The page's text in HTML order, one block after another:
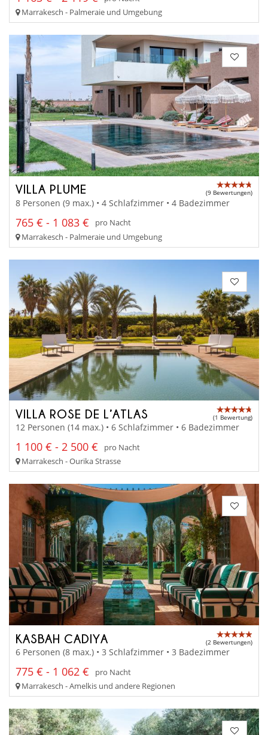
Marrakesch - Palmeraie und Umgebung
VILLA PLUME (9 Bewertungen)
8 Personen (9 max.) • 4 Schlafzimmer • 4 Badezimmer
765 € - 1 083 €
pro Nacht
Marrakesch - Palmeraie und Umgebung
VILLA ROSE DE L’ATLAS (1 Bewertung)
12 Personen (14 max.) • 6 Schlafzimmer • 6 Badezimmer
1 100 € - 2 500 €
pro Nacht
Marrakesch - Ourika Strasse
KASBAH CADIYA (2 Bewertungen)
6 Personen (8 max.) • 3 Schlafzimmer • 3 Badezimmer
775 € - 1 062 €
pro Nacht
Marrakesch - Amelkis und andere Regionen